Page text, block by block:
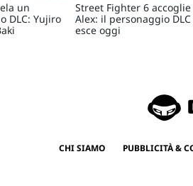
un
DLC: Yujiro
Street Fighter 6 accoglie
Alex: il personaggio DLC
esce oggi
CHI SIAMO PUBBLICITÀ &